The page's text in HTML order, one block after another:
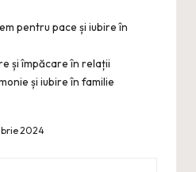
pentru pace și iubire în
și împăcare în relații
și iubire în familie
2024